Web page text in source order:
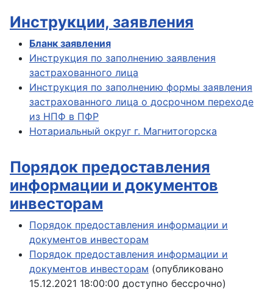
Инструкции, заявления
Бланк заявления
Инструкция по заполнению заявления
застрахованного лица
Инструкция по заполнению формы заявления
застрахованного лица о досрочном переходе
из НПФ в ПФР
Нотариальный округ г. Магнитогорска
Порядок предоставления
информации и документов
инвесторам
Порядок предоставления информации и
документов инвесторам
Порядок предоставления информации и
документов инвесторам (опубликовано
15.12.2021 18:00:00 доступно бессрочно)